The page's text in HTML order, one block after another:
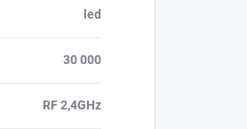
led
30 000
RF 2,4GHz